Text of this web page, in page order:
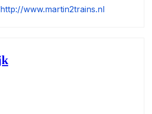
http://www.martin2trains.nl